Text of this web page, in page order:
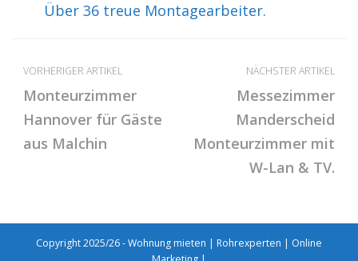
Über 36 treue Montagearbeiter.
VORHERIGER ARTIKEL
Monteurzimmer
Hannover für Gäste
aus Malchin
NÄCHSTER ARTIKEL
Messezimmer
Manderscheid
Monteurzimmer mit
W-Lan & TV.
Copyright 2025/26 - Wohnung mieten | Rohrexperten | Online